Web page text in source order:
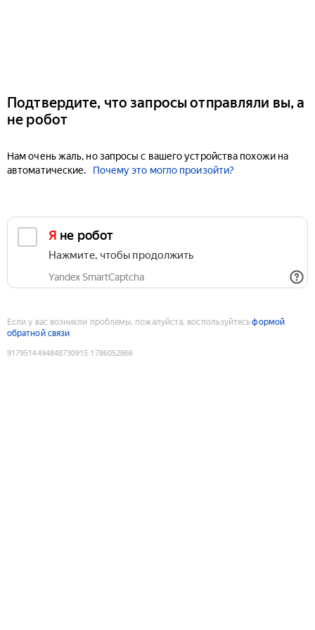
Подтвердите, что запросы отправляли вы, а
не робот
Нам очень жаль, но запросы с вашего устройства похожи на
автоматические.
Почему это могло произойти?
Я не робот
Нажмите, чтобы продолжить
Yandex SmartCaptcha
Если у вас возникли проблемы, пожалуйста, воспользуйтесьформой
обратной связи
9179514494848730915:1786052866